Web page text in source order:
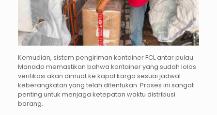
Kemudian, sistem pengiriman kontainer FCL antar pulau
Manado memastikan bahwa kontainer yang sudah lolos
verifikasi akan dimuat ke kapal kargo sesuai jadwal
keberangkatan yang telah ditentukan. Proses ini sangat
penting untuk menjaga ketepatan waktu distribusi
barang.